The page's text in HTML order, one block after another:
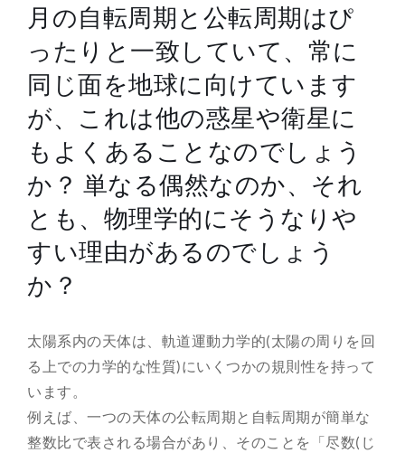
総合案内
月を知ろう
月と遊ぼう
月・惑星へ
今日の月
月の自転周期と公転周期はぴ
ったりと一致していて、常に
同じ面を地球に向けています
が、これは他の惑星や衛星に
もよくあることなのでしょう
か？ 単なる偶然なのか、それ
とも、物理学的にそうなりや
すい理由があるのでしょう
か？
太陽系内の天体は、軌道運動力学的(太陽の周りを回
る上での力学的な性質)にいくつかの規則性を持って
います。
例えば、一つの天体の公転周期と自転周期が簡単な
整数比で表される場合があり、そのことを「尽数(じ